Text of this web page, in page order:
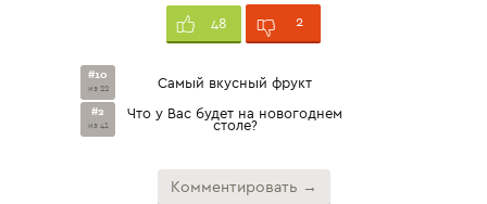
48 2
#10
из 22 Самый вкусный фрукт
#2
из 41
Что у Вас будет на новогоднем
столе?
Комментировать →